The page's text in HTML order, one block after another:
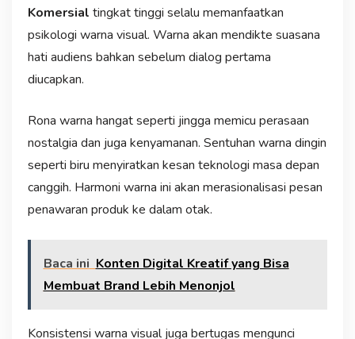
Komersial tingkat tinggi selalu memanfaatkan
psikologi warna visual. Warna akan mendikte suasana
hati audiens bahkan sebelum dialog pertama
diucapkan.
Rona warna hangat seperti jingga memicu perasaan
nostalgia dan juga kenyamanan. Sentuhan warna dingin
seperti biru menyiratkan kesan teknologi masa depan
canggih. Harmoni warna ini akan merasionalisasi pesan
penawaran produk ke dalam otak.
Baca ini Konten Digital Kreatif yang Bisa
Membuat Brand Lebih Menonjol
Konsistensi warna visual juga bertugas mengunci